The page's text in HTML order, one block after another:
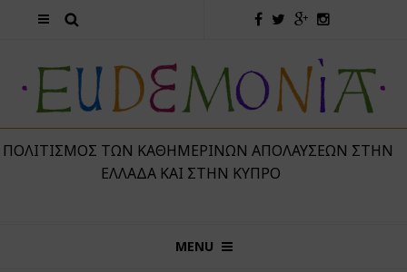
ΤΩΝ ΚΑΘΗΜΕΡΙΝΏΝ ΑΠΟΛΑΎΣΕΩΝ ΣΤΗΝ
ΕΛΛΆΔΑ ΚΑΙ ΣΤΗΝ ΚΎΠΡΟ
MENU